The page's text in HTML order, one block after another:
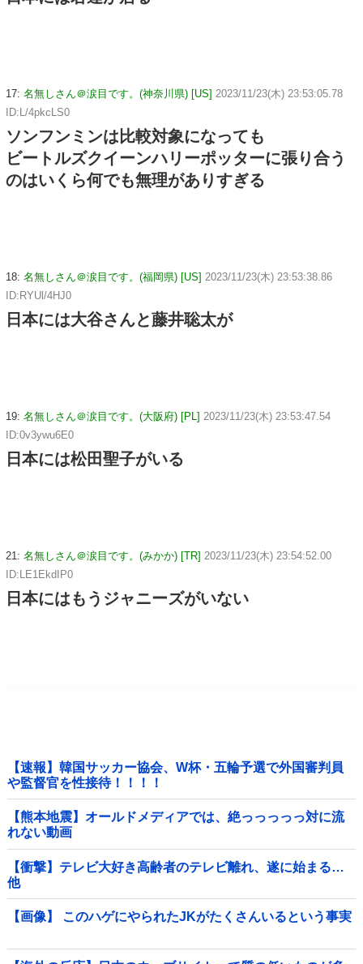
17: 名無しさん＠涙目です。(神奈川県) [US] 2023/11/23(木) 23:53:05.78
ID:L/4pkcLS0
ソンフンミンは比較対象になっても
ビートルズクイーンハリーポッターに張り合う
のはいくら何でも無理がありすぎる
18: 名無しさん＠涙目です。(福岡県) [US] 2023/11/23(木) 23:53:38.86
ID:RYUl/4HJ0
日本には大谷さんと藤井聡太が
19: 名無しさん＠涙目です。(大阪府) [PL] 2023/11/23(木) 23:53:47.54
ID:0v3ywu6E0
日本には松田聖子がいる
21: 名無しさん＠涙目です。(みかか) [TR] 2023/11/23(木) 23:54:52.00
ID:LE1EkdIP0
日本にはもうジャニーズがいない
【速報】韓国サッカー協会、W杯・五輪予選で外国審判員
や監督官を性接待！！！！
【熊本地震】オールドメディアでは、絶っっっっっ対に流
れない動画
【衝撃】テレビ大好き高齢者のテレビ離れ、遂に始まる…
他
【画像】 このハゲにやられたJKがたくさんいるという事実